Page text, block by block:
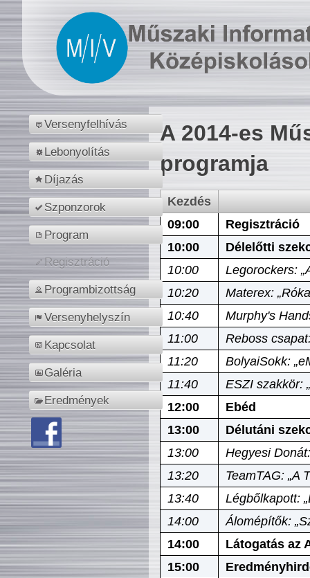
Versenyfelhívás
Lebonyolítás
Díjazás
Szponzorok
Program
Regisztráció
Programbizottság
Versenyhelyszín
Kapcsolat
Galéria
Eredmények
A 2014-es
programja
Kezdés
09:00
Regisztráció
10:00
Délelőtti
10:00
Legorockers:
10:20
Materex:
10:40
Murphy's
11:00
Reboss
11:20
BolyaiSokk:
11:40
ESZI szakkör:
12:00
Ebéd
13:00
Délutáni
13:00
Hegyesi
13:20
TeamTAG: „A
13:40
Légbőlkapott:
14:00
Álomépítők:
14:00
Látogatás az
15:00